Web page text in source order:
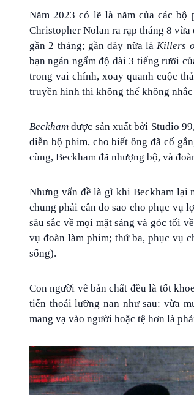
Năm 2023 có lẽ là năm của các bộ
Christopher Nolan ra rạp tháng 8
gần 2 tháng; gần đây nữa làKillers
bạn ngán ngẩm độ dài 3 tiếng rưỡi
trong vai chính, xoay quanh cuộc
truyền hình thì không thể không
Beckham được sản xuất bởi Studio
diễn bộ phim, cho biết ông đã cố
cùng, Beckham đã nhượng bộ, và
Nhưng vấn đề là gì khi Beckham lại
chung phải cân đo sao cho phục vụ
sâu sắc về mọi mặt sáng và góc tối
vụ đoàn làm phim; thứ ba, phục vụ
sống).
Con người về bản chất đều là tốt
tiến thoái lưỡng nan như sau: vừa
mang vạ vào người hoặc tệ hơn là